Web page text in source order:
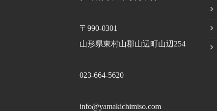
〒990-0301
山形県東村山郡山辺町山辺254
023-664-5620
info@yamakichimiso.com